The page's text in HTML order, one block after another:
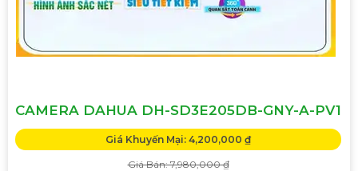
hồng ngoại, giúp bạn lựa chọn phù hợp với các phân khúc
và yêu cầu cụ thể.
#### Liên hệ để biết thêm thông tin chi tiết và đặt hàng:Để
chỉ email]
CAMERA DAHUA DH-SD3E205DB-GNY-A-PV1
Giá Khuyến Mại: 4,200,000 ₫
Giá Bán: 7,980,000 ₫